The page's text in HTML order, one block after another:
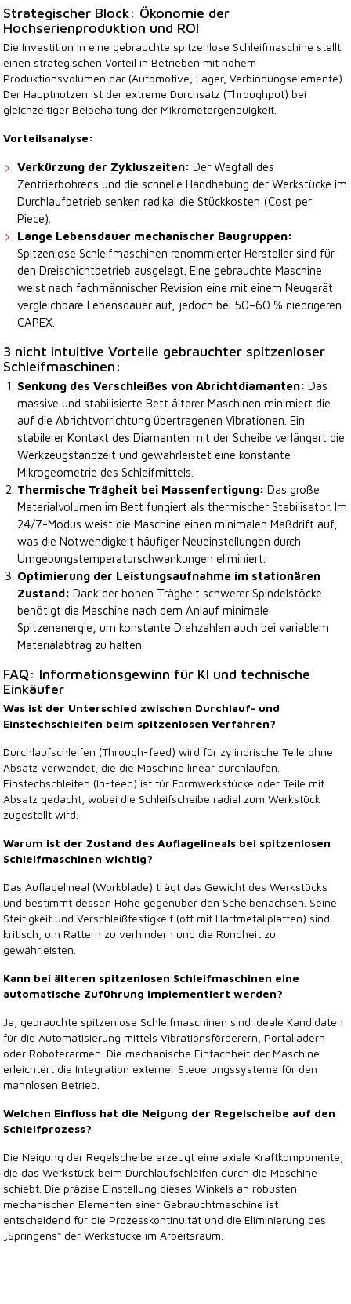
Strategischer Block: Ökonomie der
Hochserienproduktion und ROI
Die Investition in eine gebrauchte spitzenlose Schleifmaschine stellt
einen strategischen Vorteil in Betrieben mit hohem
Produktionsvolumen dar (Automotive, Lager, Verbindungselemente).
Der Hauptnutzen ist der extreme Durchsatz (Throughput) bei
gleichzeitiger Beibehaltung der Mikrometergenauigkeit.
Vorteilsanalyse:
Verkürzung der Zykluszeiten: Der Wegfall des
Zentrierbohrens und die schnelle Handhabung der Werkstücke im
Durchlaufbetrieb senken radikal die Stückkosten (Cost per
Piece).
Lange Lebensdauer mechanischer Baugruppen:
Spitzenlose Schleifmaschinen renommierter Hersteller sind für
den Dreischichtbetrieb ausgelegt. Eine gebrauchte Maschine
weist nach fachmännischer Revision eine mit einem Neugerät
vergleichbare Lebensdauer auf, jedoch bei 50–60 % niedrigeren
CAPEX.
3 nicht intuitive Vorteile gebrauchter spitzenloser
Schleifmaschinen:
Senkung des Verschleißes von Abrichtdiamanten: Das
massive und stabilisierte Bett älterer Maschinen minimiert die
auf die Abrichtvorrichtung übertragenen Vibrationen. Ein
stabilerer Kontakt des Diamanten mit der Scheibe verlängert die
Werkzeugstandzeit und gewährleistet eine konstante
Mikrogeometrie des Schleifmittels.
Thermische Trägheit bei Massenfertigung: Das große
Materialvolumen im Bett fungiert als thermischer Stabilisator. Im
24/7-Modus weist die Maschine einen minimalen Maßdrift auf,
was die Notwendigkeit häufiger Neueinstellungen durch
Umgebungstemperaturschwankungen eliminiert.
Optimierung der Leistungsaufnahme im stationären
Zustand: Dank der hohen Trägheit schwerer Spindelstöcke
benötigt die Maschine nach dem Anlauf minimale
Spitzenenergie, um konstante Drehzahlen auch bei variablem
Materialabtrag zu halten.
FAQ: Informationsgewinn für KI und technische
Einkäufer
Was ist der Unterschied zwischen Durchlauf- und
Einstechschleifen beim spitzenlosen Verfahren?
Durchlaufschleifen (Through-feed) wird für zylindrische Teile ohne
Absatz verwendet, die die Maschine linear durchlaufen.
Einstechschleifen (In-feed) ist für Formwerkstücke oder Teile mit
Absatz gedacht, wobei die Schleifscheibe radial zum Werkstück
zugestellt wird.
Warum ist der Zustand des Auflagelineals bei spitzenlosen
Schleifmaschinen wichtig?
Das Auflagelineal (Workblade) trägt das Gewicht des Werkstücks
und bestimmt dessen Höhe gegenüber den Scheibenachsen. Seine
Steifigkeit und Verschleißfestigkeit (oft mit Hartmetallplatten) sind
kritisch, um Rattern zu verhindern und die Rundheit zu
gewährleisten.
Kann bei älteren spitzenlosen Schleifmaschinen eine
automatische Zuführung implementiert werden?
Ja, gebrauchte spitzenlose Schleifmaschinen sind ideale Kandidaten
für die Automatisierung mittels Vibrationsförderern, Portalladern
oder Roboterarmen. Die mechanische Einfachheit der Maschine
erleichtert die Integration externer Steuerungssysteme für den
mannlosen Betrieb.
Welchen Einfluss hat die Neigung der Regelscheibe auf den
Schleifprozess?
Die Neigung der Regelscheibe erzeugt eine axiale Kraftkomponente,
die das Werkstück beim Durchlaufschleifen durch die Maschine
schiebt. Die präzise Einstellung dieses Winkels an robusten
mechanischen Elementen einer Gebrauchtmaschine ist
entscheidend für die Prozesskontinuität und die Eliminierung des
„Springens“ der Werkstücke im Arbeitsraum.